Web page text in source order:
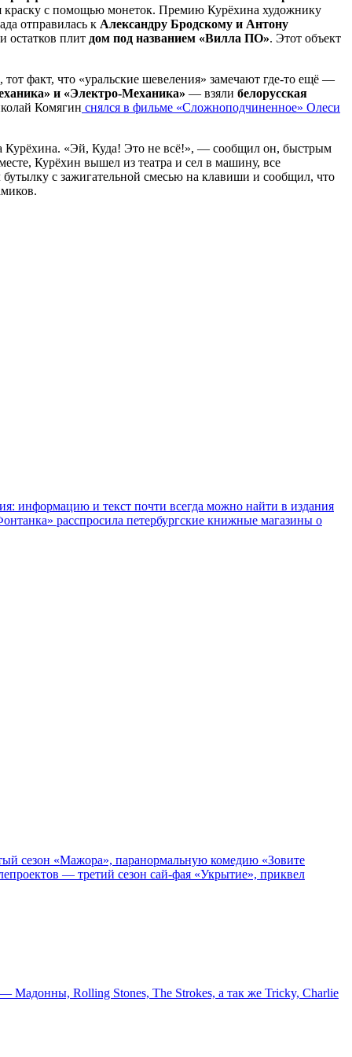
краску с помощью монеток. Премию Курёхина художнику
отправилась к Александру Бродскому и Антону
остатков плит дом под названием «Вилла ПО». Этот объект
факт, что «уральские шевеления» замечают где-то ещё —
и «Электро-Механика» — взяли белорусская
Комягин снялся в фильме «Сложноподчиненное» Олеси
Курёхина. «Эй, Куда! Это не всё!», — сообщил он, быстрым
Курёхин вышел из театра и сел в машину, все
с зажигательной смесью на клавиши и сообщил, что
информацию и текст почти всегда можно найти в издания
расспросила петербургские книжные магазины о
сезон «Мажора», паранормальную комедию «Зовите
— третий сезон сай-фая «Укрытие», приквел
Rolling Stones, The Strokes, а так же Tricky, Charlie